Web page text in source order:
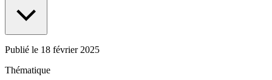
Publié le 18 février 2025
Thématique